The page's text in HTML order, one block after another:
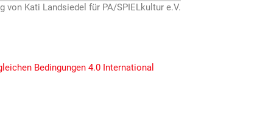
von Kati Landsiedel für PA/SPIELkultur e.V.
Bedingungen 4.0 International